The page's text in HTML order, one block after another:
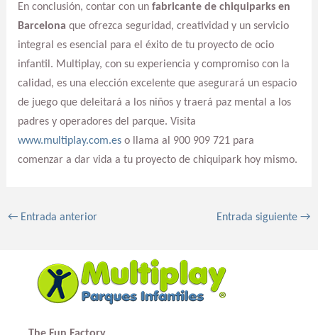
En conclusión, contar con un fabricante de chiquiparks en
Barcelona que ofrezca seguridad, creatividad y un servicio
integral es esencial para el éxito de tu proyecto de ocio
infantil. Multiplay, con su experiencia y compromiso con la
calidad, es una elección excelente que asegurará un espacio
de juego que deleitará a los niños y traerá paz mental a los
padres y operadores del parque. Visita
www.multiplay.com.eso llama al 900 909 721 para
comenzar a dar vida a tu proyecto de chiquipark hoy mismo.
←Entrada anterior Entrada siguiente→